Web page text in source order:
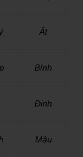
Ất
Bính
Đinh
Mậu